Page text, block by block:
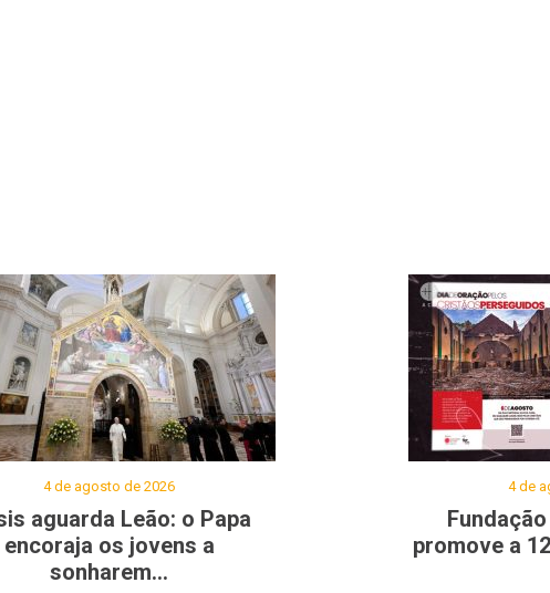
4 de agosto de 2026
aguarda Leão: o Papa
encoraja os jovens a
sonharem...
4 de
promove a